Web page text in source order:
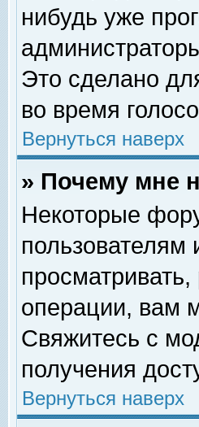
нибудь уже
Это сделано
во время
Вернуться наверх
» Почему мне
Некоторые
пользователям
операции, вам
Свяжитесь с
получения
Вернуться наверх